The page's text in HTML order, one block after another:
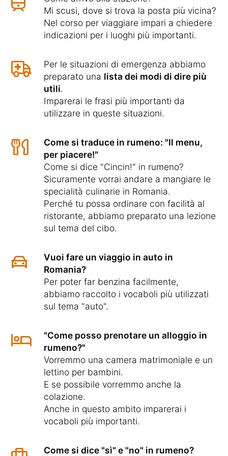
Mi scusi, dove si trova la posta più vicina?
Nel corso per viaggiare impari a chiedere
indicazioni per i luoghi più importanti.
Per le situazioni di emergenza abbiamo
preparato una lista dei modi di dire più
utili.
Imparerai le frasi più importanti da
utilizzare in queste situazioni.
Come si traduce in rumeno: "Il menu,
per piacere!"
Come si dice "Cincin!" in rumeno?
Sicuramente vorrai andare a mangiare le
specialità culinarie in Romania.
Perché tu possa ordinare con facilità al
ristorante, abbiamo preparato una lezione
sul tema del cibo.
Vuoi fare un viaggio in auto in
Romania?
Per poter far benzina facilmente,
abbiamo raccolto i vocaboli più utilizzati
sul tema "auto".
"Come posso prenotare un alloggio in
rumeno?"
Vorremmo una camera matrimoniale e un
lettino per bambini.
E se possibile vorremmo anche la
colazione.
Anche in questo ambito imparerai i
vocaboli più importanti.
Come si dice "sì" e "no" in rumeno?